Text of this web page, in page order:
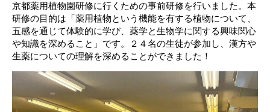
京都薬用植物園研修に行くための事前研修を行いました。本
研修の目的は「薬用植物という機能を有する植物について、
五感を通じて体験的に学び、薬学と生物学に関する興味関心
や知識を深めること」です。２４名の生徒が参加し、漢方や
生薬についての理解を深めることができました！